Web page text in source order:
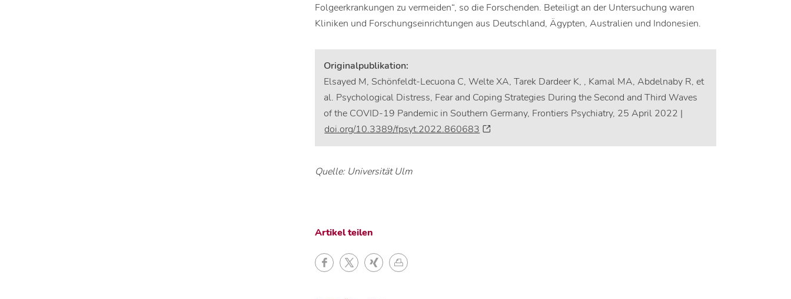
Folgeerkrankungen zu vermeiden“, so die Forschenden. Beteiligt an der Untersuchung waren
Kliniken und Forschungseinrichtungen aus Deutschland, Ägypten, Australien und Indonesien.
Originalpublikation:
Elsayed M, Schönfeldt-Lecuona C, Welte XA, Tarek Dardeer K, , Kamal MA, Abdelnaby R, et
al. Psychological Distress, Fear and Coping Strategies During the Second and Third Waves
of the COVID-19 Pandemic in Southern Germany, Frontiers Psychiatry, 25 April 2022 |
doi.org/10.3389/fpsyt.2022.860683
Quelle: Universität Ulm
Artikel teilen